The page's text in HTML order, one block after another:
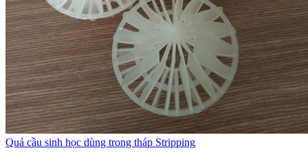
Quả cầu sinh học dùng trong tháp Stripping